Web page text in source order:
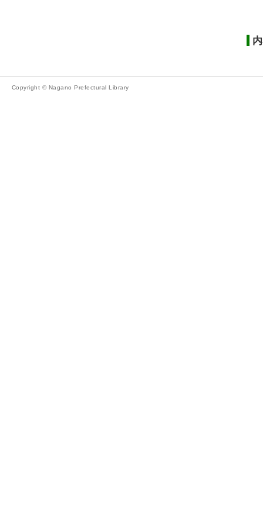
Copyright © Nagano Prefectural Library